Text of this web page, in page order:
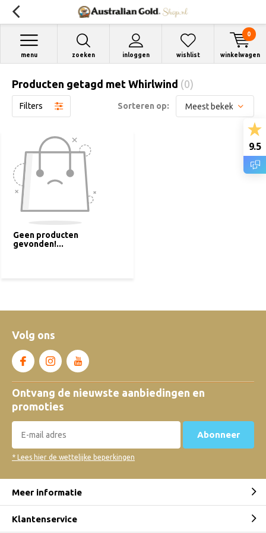
zoeken inloggen
menu wishlist winkelwagen
0
Producten getagd met Whirlwind (0)
Filters Sorteren op:
Geen producten
gevonden!...
Volg ons
Ontvang de nieuwste aanbiedingen en
promoties
Abonneer
* Lees hier de wettelijke beperkingen
Meer informatie
Klantenservice
9.5